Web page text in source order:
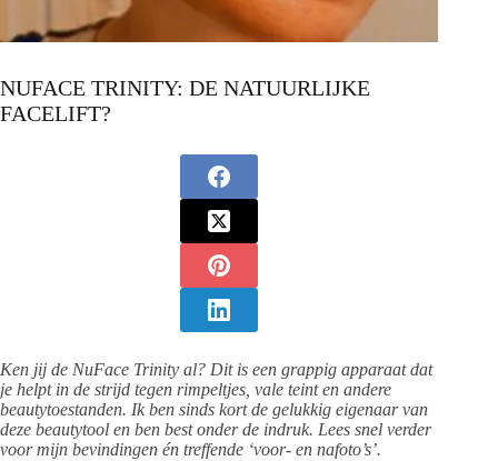
NUFACE TRINITY: DE NATUURLIJKE
FACELIFT?
Ken jij de NuFace Trinity al? Dit is een grappig apparaat dat
je helpt in de strijd tegen rimpeltjes, vale teint en andere
beautytoestanden. Ik ben sinds kort de gelukkig eigenaar van
deze beautytool en ben best onder de indruk. Lees snel verder
voor mijn bevindingen én treffende ‘voor- en nafoto’s’.